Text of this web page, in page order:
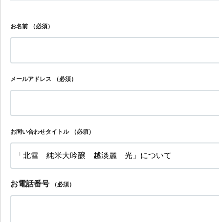
お名前 （必須）
メールアドレス （必須）
お問い合わせタイトル （必須）
お電話番号 （必須）